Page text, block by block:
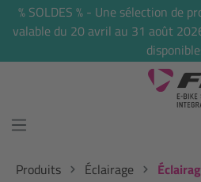
principal
% SOLDES % - Une sélection de
valable du 20 avril au 31 août
Produits Éclairage